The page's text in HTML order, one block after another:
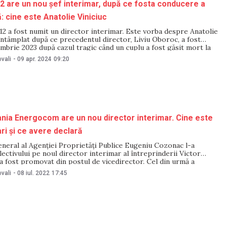
are un nou șef interimar, după ce fosta conducere a
cine este Anatolie Viniciuc
a fost numit un director interimar. Este vorba despre Anatolie
după ce precedentul director, Liviu Oboroc, a fost
2023 după cazul tragic când un cuplu a fost găsit mort la
o mașină împotmolită în zăpadă. Viniciuc a fost numit printr-un
- 09 apr. 2024 09:20
Energocom are un nou director interimar. Cine este
și ce avere declară
al Agenției Proprietăți Publice Eugeniu Cozonac l-a
pe noul director interimar al întreprinderii Victor
fost promovat din postul de vicedirector. Cel din urmă a
împrejurările actuale „presupun multe schimbări complicate ce
rapid”. Victor Bînzari a fost numit director adjunct
- 08 iul. 2022 17:45